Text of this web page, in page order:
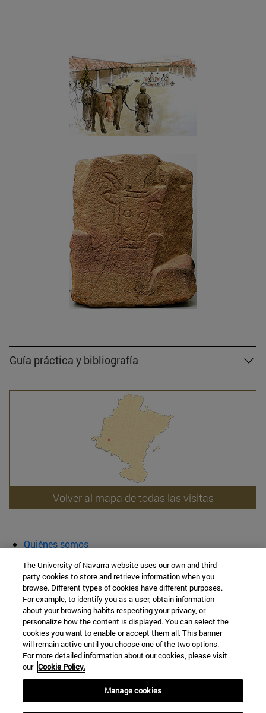
Guía práctica y bibliografía
Volver al mapa de todas las visitas
Quiénes somos
Aula abierta
Cátedra de Patrimonio y Arte Navarro
Facultad de Filosofía y Letras
Campus Universitario s/n
Navarra
España
The University of Navarra website uses our own and third-
party cookies to store and retrieve information when you
browse. Different types of cookies have different purposes.
For example, to identify you as a user, obtain information
about your browsing habits respecting your privacy, or
personalize how the content is displayed. You can select the
cookies you want to enable or accept them all. This banner
will remain active until you choose one of the two options.
For more detailed information about our cookies, please visit
our Cookie Policy.
Manage cookies